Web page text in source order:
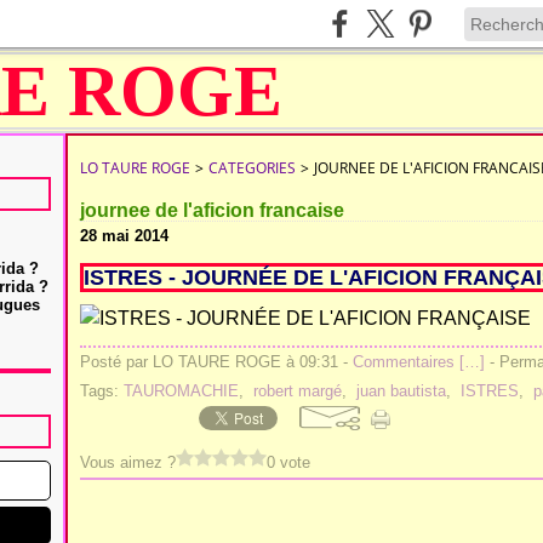
?
?
LO TAURE ROGE > CATEGORIES > JOURNEE DE L'AFICION
journee de l'aficion francaise
28 mai 2014
ISTRES - JOURNÉE DE L'AFICION
Posté par LO TAURE ROGE à 09:31 - Commentaires […] -
Tags: TAUROMACHIE, robert margé, juan bautista, ISTRES,
Vous aimez ? 0 vote